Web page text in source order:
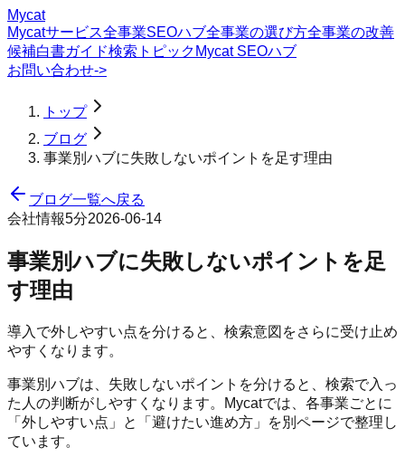
Mycat
Mycatサービス全事業SEOハブ全事業の選び方全事業の改善
候補白書ガイド検索トピック Mycat SEOハブ
お問い合わせ->
トップ
ブログ
事業別ハブに失敗しないポイントを足す理由
ブログ一覧へ戻る
会社情報5分2026-06-14
事業別ハブに失敗しないポイントを足
す理由
導入で外しやすい点を分けると、検索意図をさらに受け止め
やすくなります。
事業別ハブは、失敗しないポイントを分けると、検索で入っ
た人の判断がしやすくなります。Mycatでは、各事業ごとに
「外しやすい点」と「避けたい進め方」を別ページで整理し
ています。